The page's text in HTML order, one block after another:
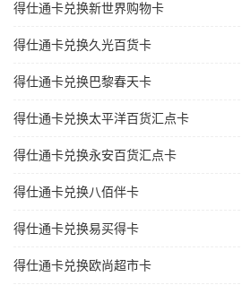
得仕通卡兑换新世界购物卡
得仕通卡兑换久光百货卡
得仕通卡兑换巴黎春天卡
得仕通卡兑换太平洋百货汇点卡
得仕通卡兑换永安百货汇点卡
得仕通卡兑换八佰伴卡
得仕通卡兑换易买得卡
得仕通卡兑换欧尚超市卡